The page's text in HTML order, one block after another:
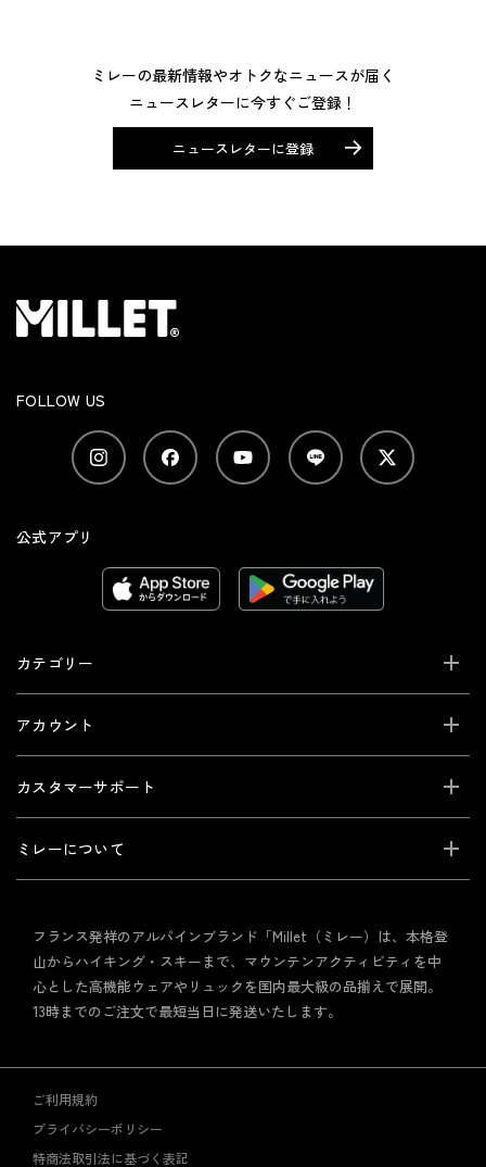
ミレーの最新情報やオトクなニュースが届く
ニュースレターに今すぐご登録！
ニュースレターに登録
FOLLOW US
公式アプリ
カテゴリー
アカウント
カスタマーサポート
ミレーについて
フランス発祥のアルパインブランド「Millet（ミレー）は、本格登
山からハイキング・スキーまで、マウンテンアクティビティを中
心とした高機能ウェアやリュックを国内最大級の品揃えで展開。
13時までのご注文で最短当日に発送いたします。
ご利用規約
プライバシーポリシー
特商法取引法に基づく表記